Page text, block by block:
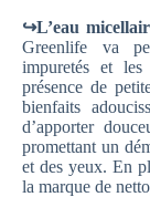
↪L’eau
Greenlife va
impuretés et
présence de
bienfaits
d’apporter
promettant un
et des yeux. En
la marque de